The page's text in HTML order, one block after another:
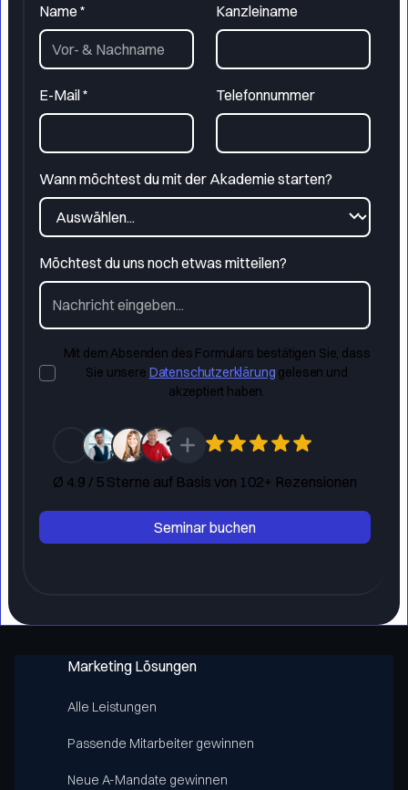
Name * Kanzleiname
E-Mail * Telefonnummer
Wann möchtest du mit der Akademie starten?
Möchtest du uns noch etwas mitteilen?
Mit dem Absenden des Formulars bestätigen Sie, dass
Sie unsere Datenschutzerklärung gelesen und
akzeptiert haben.
Ø 4.9 / 5 Sterne auf Basis von 102+ Rezensionen
Marketing Lösungen
Alle Leistungen
Passende Mitarbeiter gewinnen
Neue A-Mandate gewinnen